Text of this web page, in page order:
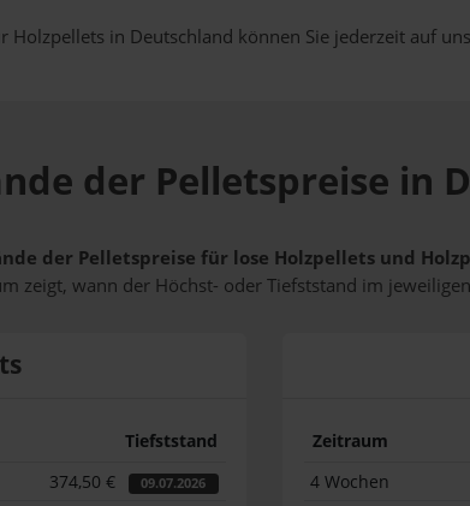
Holzpellets in Deutschland können Sie jederzeit auf
der Pelletspreise in
der Pelletspreise für lose Holzpellets und
zeigt, wann der Höchst- oder Tiefststand im
Tiefststand
374,50 € 09.07.2026
Zeitraum
4 Wochen